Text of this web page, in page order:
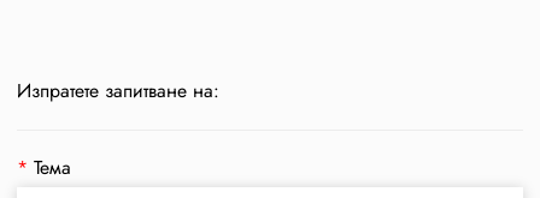
Изпратете запитване на:
* Тема